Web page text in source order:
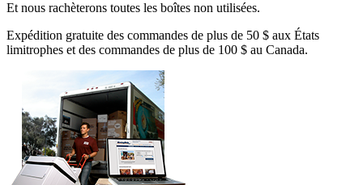
Et nous rachèterons toutes les boîtes non utilisées.
Expédition gratuite des commandes de plus de 50 $ aux États
limitrophes et des commandes de plus de 100 $ au Canada.